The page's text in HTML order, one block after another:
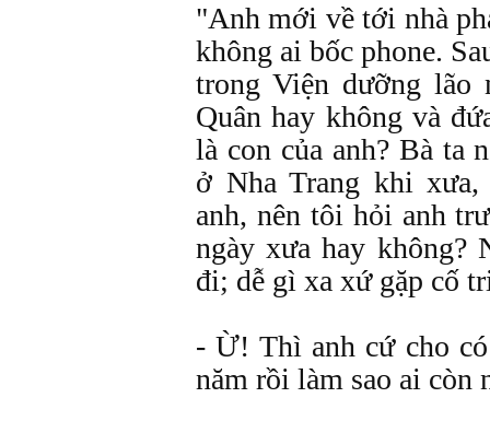
"Anh mới về tới nhà
không ai bốc phone.
trong Viện dưỡng lão
Quân hay không và
là con của anh? Bà ta
ở Nha Trang khi
anh, nên tôi hỏi anh
ngày xưa hay không?
đi; dễ gì xa xứ gặp cố
- Ừ! Thì anh cứ cho
năm rồi làm sao ai còn